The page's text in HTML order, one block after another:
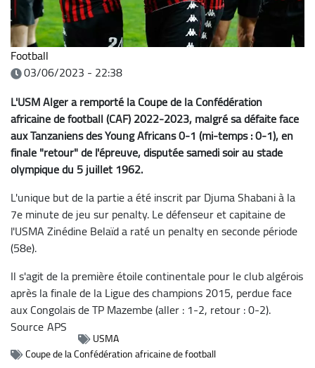
Football
03/06/2023 - 22:38
L'USM Alger a remporté la Coupe de la Confédération
africaine de football (CAF) 2022-2023, malgré sa défaite face
aux Tanzaniens des Young Africans 0-1 (mi-temps : 0-1), en
finale "retour" de l'épreuve, disputée samedi soir au stade
olympique du 5 juillet 1962.
L'unique but de la partie a été inscrit par Djuma Shabani à la
7e minute de jeu sur penalty. Le défenseur et capitaine de
l'USMA Zinédine Belaïd a raté un penalty en seconde période
(58e).
Il s'agit de la première étoile continentale pour le club algérois
après la finale de la Ligue des champions 2015, perdue face
aux Congolais de TP Mazembe (aller : 1-2, retour : 0-2).
SourceAPS
USMA
Coupe de la Confédération africaine de football